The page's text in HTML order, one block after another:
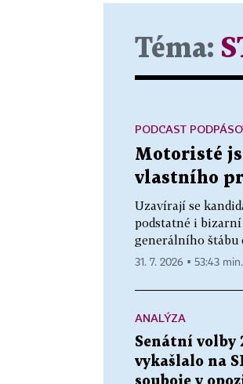
Téma:
Motoristé
vlastního
Uzavírají se
podstatné i bizarní
generálního štábu
PODCAST
31. 7. 2026 ▪ 53:43 min.
ANALÝZA
Senátní volby
vykašlalo na
souboje v